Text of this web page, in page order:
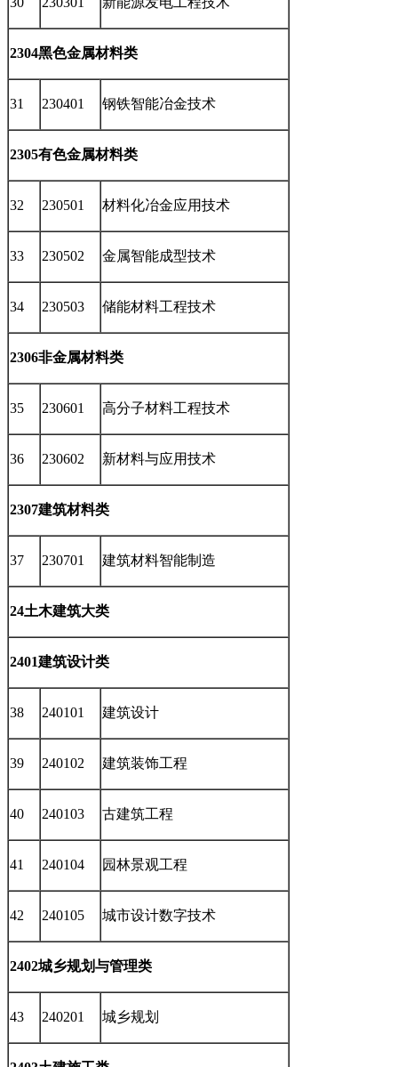
2304黑色金属材料类
31 230401 钢铁智能冶金技术
2305有色金属材料类
32 230501 材料化冶金应用技术
33 230502 金属智能成型技术
34 230503 储能材料工程技术
2306非金属材料类
35 230601 高分子材料工程技术
36 230602 新材料与应用技术
2307建筑材料类
37 230701 建筑材料智能制造
24土木建筑大类
2401建筑设计类
38 240101 建筑设计
39 240102 建筑装饰工程
40 240103 古建筑工程
41 240104 园林景观工程
42 240105 城市设计数字技术
2402城乡规划与管理类
43 240201 城乡规划